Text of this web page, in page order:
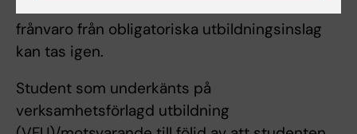
frånvaro från obligatoriska utbildningsinslag
kan tas igen.
Student som underkänts på
verksamhetsförlagd utbildning